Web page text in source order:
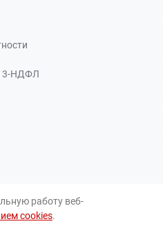
3-НДФЛ
работу веб-
cookies.